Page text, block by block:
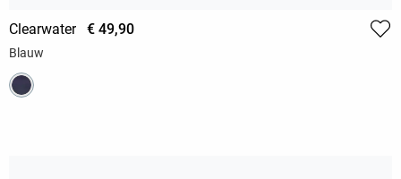
Clearwater € 49,90
Blauw